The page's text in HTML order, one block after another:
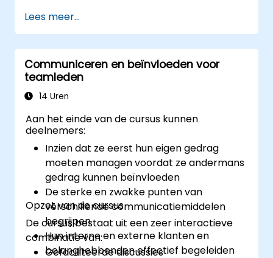
De beginselen van assertiviteit en
emotiebeheersing bij conflictresolutie
Het toepassen van principes van
assertieve weerstand tegen druk
Gedrag dat gepast is in een conflict
Het beoefenen van stress- en
Lees meer...
Communiceren en beïnvloeden voor
teamleden
14 Uren
Aan het einde van de cursus kunnen
deelnemers:
Inzien dat ze eerst hun eigen gedrag
moeten managen voordat ze andermans
gedrag kunnen beïnvloeden
De sterke en zwakke punten van
verschillende communicatiemiddelen
begrijpen
Hun interne en externe klanten en
belanghebbenden effectief begeleiden
Opzet van de cursus
De cursus bestaat uit een zeer interactieve
combinatie van:
Gefaciliteerde discussies